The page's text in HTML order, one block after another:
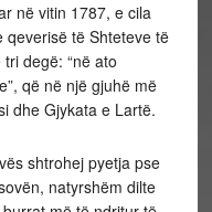
në vitin 1787, e cila
të Shteteve të
degë: “në ato
që në një gjuhë më
dhe Gjykata e Lartë.
shtrohej pyetja pse
natyrshëm dilte